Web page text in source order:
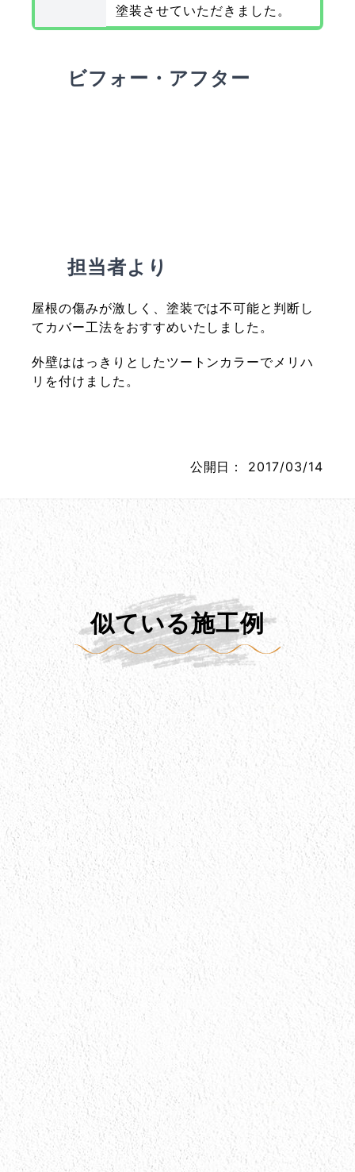
塗装させていただきました。
ビフォー・アフター
担当者より
屋根の傷みが激しく、塗装では不可能と判断し
てカバー工法をおすすめいたしました。
外壁ははっきりとしたツートンカラーでメリハ
リを付けました。
公開日： 2017/03/14
似ている施工例